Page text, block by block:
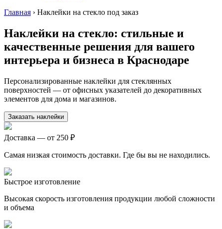
Главная › Наклейки на стекло под заказ
Наклейки на стекло: стильные и
качественные решения для вашего
интерьера и бизнеса в Краснодаре
Персонализированные наклейки для стеклянных
поверхностей — от офисных указателей до декоративных
элементов для дома и магазинов.
Заказать наклейки
Доставка — от 250 ₽
Самая низкая стоимость доставки. Где бы вы не находились.
Быстрое изготовление
Высокая скорость изготовления продукции любой сложности
и объема